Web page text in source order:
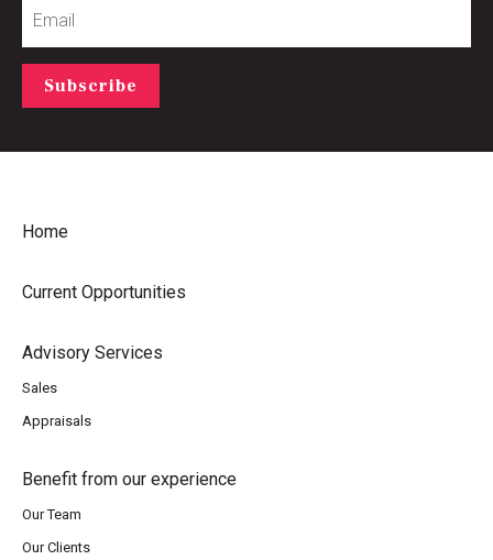
Subscribe
Home
Current Opportunities
Advisory Services
Sales
Appraisals
Benefit from our experience
Our Team
Our Clients